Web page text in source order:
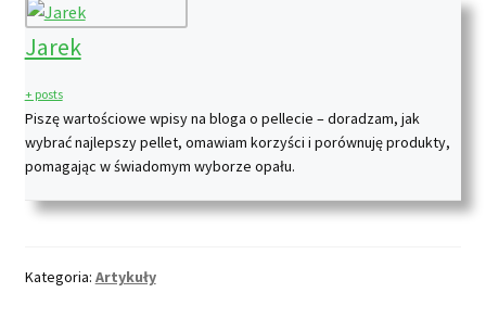
Jarek
+ posts
Piszę wartościowe wpisy na bloga o pellecie – doradzam, jak
wybrać najlepszy pellet, omawiam korzyści i porównuję produkty,
pomagając w świadomym wyborze opału.
Kategoria: Artykuły